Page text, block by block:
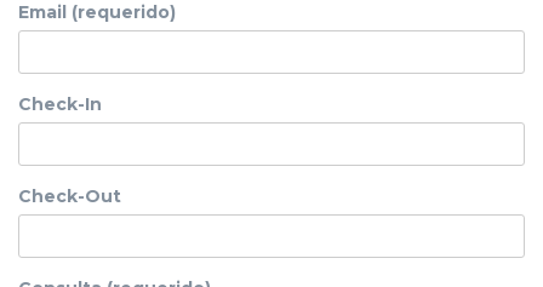
Email (requerido)
Check-In
Check-Out